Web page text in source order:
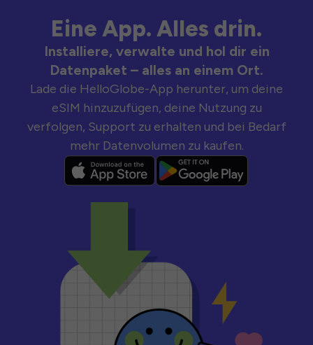
Eine App. Alles drin.
Installiere, verwalte und hol dir ein
Datenpaket – alles an einem Ort.
Lade die HelloGlobe-App herunter, um deine
eSIM hinzuzufügen, deine Nutzung zu
verfolgen, Support zu erhalten und bei Bedarf
mehr Datenvolumen zu kaufen.